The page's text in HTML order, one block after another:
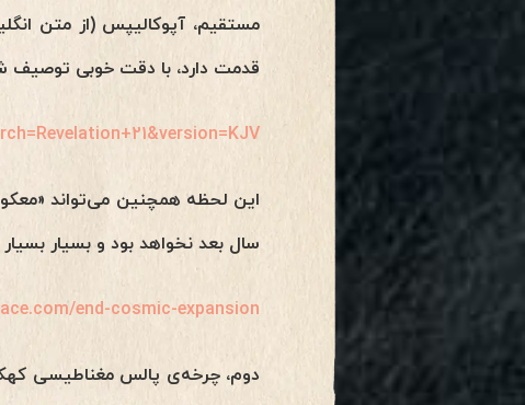
مستقیم، آپوکالیپس (از متن
قدمت دارد، با دقت خوبی
این لحظه همچنین می‌تواند
سال بعد نخواهد بود و بسیار
end-cosmic-expansion